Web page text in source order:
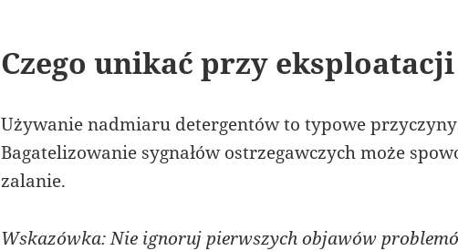
Czego unikać przy eksploatacji
Używanie nadmiaru detergentów to typowe
Bagatelizowanie sygnałów ostrzegawczych może
zalanie.
Wskazówka: Nie ignoruj pierwszych objawów